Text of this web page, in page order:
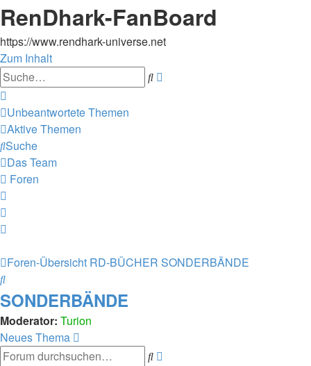
RenDhark-FanBoard
https://www.rendhark-universe.net
Zum Inhalt
Suche
Unbeantwortete Themen
Aktive Themen
Suche
Das Team
Foren
Foren-Übersicht RD-BÜCHER SONDERBÄNDE
Suche
SONDERBÄNDE
Moderator: Turion
Neues Thema
Suche